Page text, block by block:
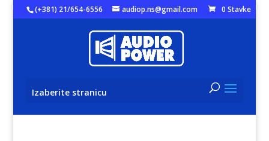
(+381) 21/654-6556 audiop.ns@gmail.com 0 Stavke
Izaberite stranicu